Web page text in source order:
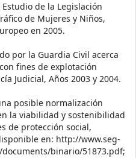
de la Legislación
de Mujeres y Niños,
en 2005.
por la Guardia Civil acerca
fines de explotación
Judicial, Años 2003 y 2004.
posible normalización
la viabilidad y sostenibilidad
de protección social,
en: http://www.seg-
binario/51873.pdf;